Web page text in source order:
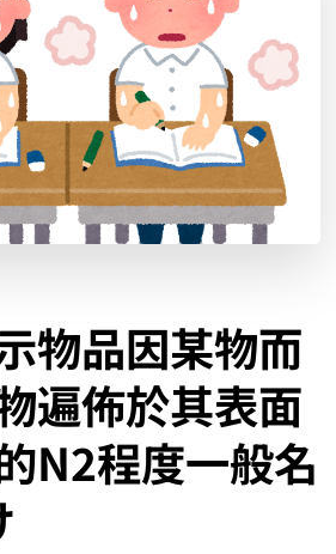
物品因某物而
遍佈於其表面
N2程度一般名